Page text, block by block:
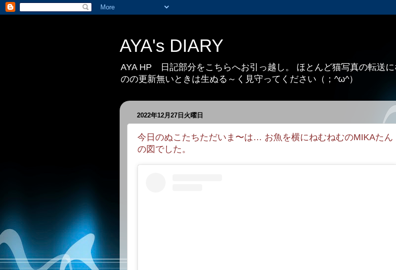
AYA's DIARY
AYA HP 日記部分をこちらへお引っ越し。 ほとんど猫写真の転送
のの更新無いときは生ぬる～く見守ってください（；^ω^）
2022年12月27日火曜日
今日のぬこたちただいま〜は… お魚を横にねむねむのMIKAたん
の図でした。